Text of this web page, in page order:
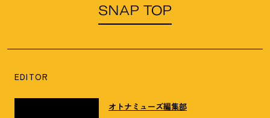
SNAP TOP
EDITOR
オトナミューズ編集部